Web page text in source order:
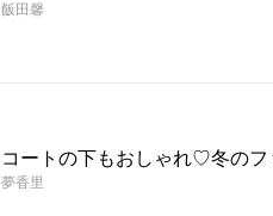
飯田馨
コートの下もおしゃれ♡冬のフ
夢香里